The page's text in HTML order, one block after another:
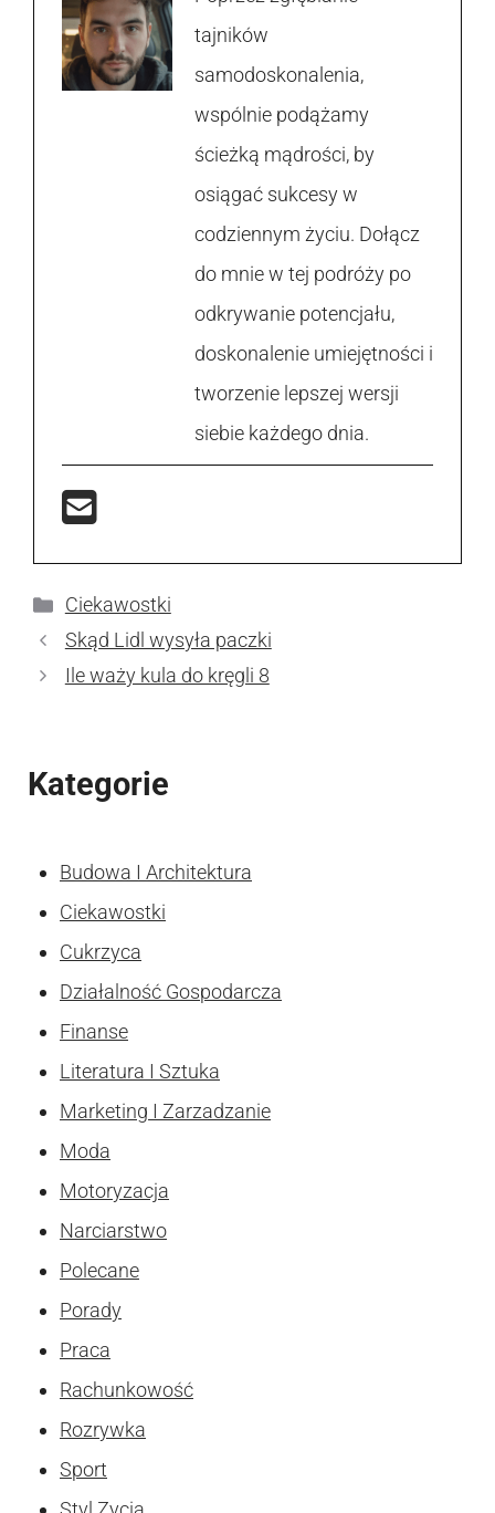
tajników
samodoskonalenia,
wspólnie podążamy
ścieżką mądrości, by
osiągać sukcesy w
codziennym życiu. Dołącz
do mnie w tej podróży po
odkrywanie potencjału,
doskonalenie umiejętności i
tworzenie lepszej wersji
siebie każdego dnia.
Kategorie
Ciekawostki
Skąd Lidl wysyła paczki
Ile waży kula do kręgli 8
Kategorie
Budowa I Architektura
Ciekawostki
Cukrzyca
Działalność Gospodarcza
Finanse
Literatura I Sztuka
Marketing I Zarzadzanie
Moda
Motoryzacja
Narciarstwo
Polecane
Porady
Praca
Rachunkowość
Rozrywka
Sport